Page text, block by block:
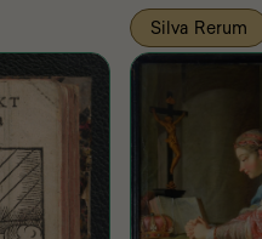
Silva Rerum